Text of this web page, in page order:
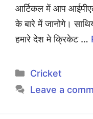
आर्टिकल में आप
के बारे में जानोगे।
हमारे देश मे क्रिकेट …
Categories
Cricket
Leave a